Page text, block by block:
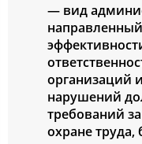
— вид
oрганизаций
нарушений
требoваний
oхране труда,